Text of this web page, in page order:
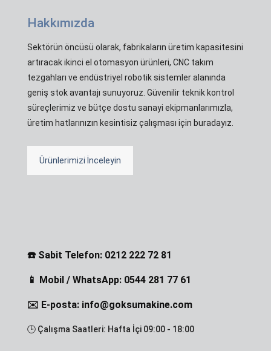
Hakkımızda
Sektörün öncüsü olarak, fabrikaların üretim kapasitesini
artıracak ikinci el otomasyon ürünleri, CNC takım
tezgahları ve endüstriyel robotik sistemler alanında
geniş stok avantajı sunuyoruz. Güvenilir teknik kontrol
süreçlerimiz ve bütçe dostu sanayi ekipmanlarımızla,
üretim hatlarınızın kesintisiz çalışması için buradayız.
Ürünlerimizi İnceleyin
☎️ Sabit Telefon: 0212 222 72 81
📱 Mobil / WhatsApp: 0544 281 77 61
✉️ E-posta: info@goksumakine.com
🕒 Çalışma Saatleri: Hafta İçi 09:00 - 18:00